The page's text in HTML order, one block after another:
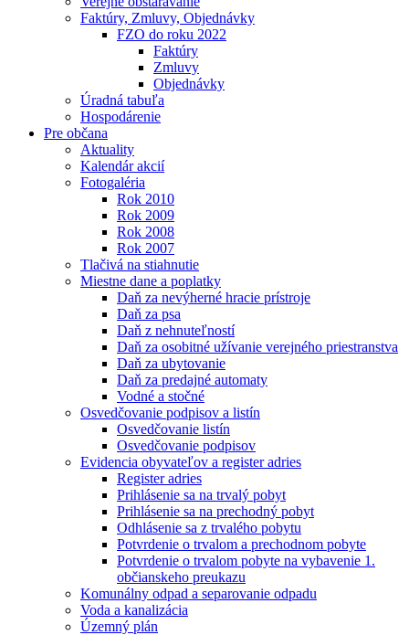
Faktúry, Zmluvy, Objednávky
FZO do roku 2022
Faktúry
Zmluvy
Objednávky
Úradná tabuľa
Hospodárenie
Pre občana
Aktuality
Kalendár akcií
Fotogaléria
Rok 2010
Rok 2009
Rok 2008
Rok 2007
Tlačivá na stiahnutie
Miestne dane a poplatky
Daň za nevýherné hracie prístroje
Daň za psa
Daň z nehnuteľností
Daň za osobitné užívanie verejného priestranstva
Daň za ubytovanie
Daň za predajné automaty
Vodné a stočné
Osvedčovanie podpisov a listín
Osvedčovanie listín
Osvedčovanie podpisov
Evidencia obyvateľov a register adries
Register adries
Prihlásenie sa na trvalý pobyt
Prihlásenie sa na prechodný pobyt
Odhlásenie sa z trvalého pobytu
Potvrdenie o trvalom a prechodnom pobyte
Potvrdenie o trvalom pobyte na vybavenie 1.
občianskeho preukazu
Komunálny odpad a separovanie odpadu
Voda a kanalizácia
Územný plán